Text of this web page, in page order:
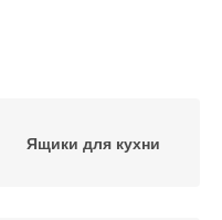
Ящики для кухни